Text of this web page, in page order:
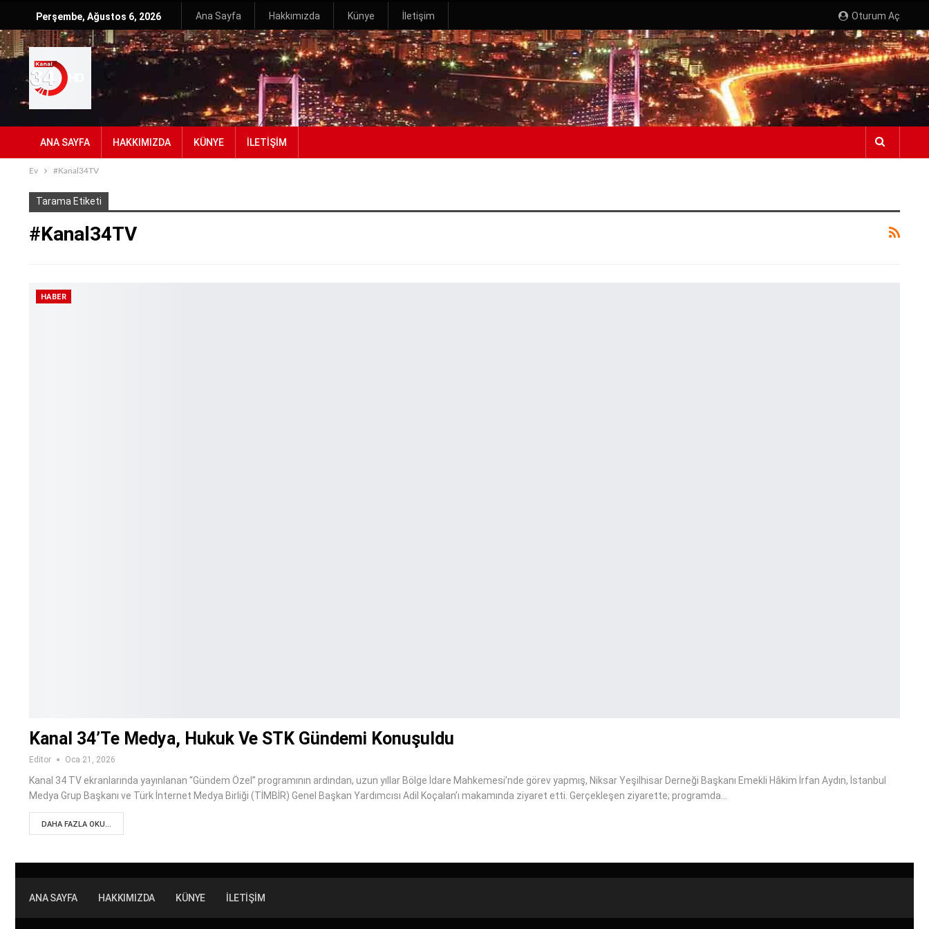
Oturum Aç
Perşembe, Ağustos 6, 2026 Ana Sayfa Hakkımızda Künye İletişim
ANA SAYFA HAKKIMIZDA KÜNYE İLETIŞIM
Ev #Kanal34TV
Tarama Etiketi
#Kanal34TV
HABER
Kanal 34’te Medya, Hukuk Ve STK Gündemi Konuşuldu
Editor Oca 21, 2026
Kanal 34 TV ekranlarında yayınlanan “Gündem Özel” programının ardından, uzun yıllar Bölge İdare Mahkemesi’nde görev yapmış, Niksar Yeşilhisar Derneği Başkanı Emekli Hâkim İrfan Aydın, İstanbul
Medya Grup Başkanı ve Türk İnternet Medya Birliği (TİMBİR) Genel Başkan Yardımcısı Adil Koçalan’ı makamında ziyaret etti. Gerçekleşen ziyarette; programda…
DAHA FAZLA OKU...
ANA SAYFA HAKKIMIZDA KÜNYE İLETIŞIM